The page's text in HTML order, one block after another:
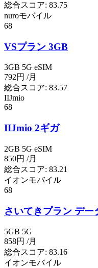
総合スコア: 83.75
nuroモバイル
68
VSプラン 3GB
3GB 5G eSIM
792円 /月
総合スコア: 83.57
IIJmio
68
IIJmio 2ギガ
2GB 5G eSIM
850円 /月
総合スコア: 83.21
イオンモバイル
68
さいてきプラン デー
5GB 5G
858円 /月
総合スコア: 83.16
イオンモバイル